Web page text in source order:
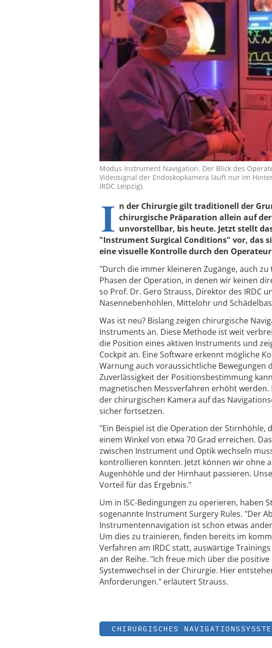
Modus Instrument Navigation. Der Blick des
Videosignal der Endoskopkamera läuft nur im
IRDC Leipzig).
I n der Chirurgie gilt traditionell der
chirurgische Präparation allein auf
unvorstellbar, bis heute. Jetzt stellt
"Instrument Surgical Conditions" vor, das
eine visuelle Kontrolle durch den
"Durch die immer kleineren Zugänge, auch
Phasen der Operation, in denen wir keinen
so Prof. Dr. Gero Strauss, Direktor des IRDC
Nasennebenhöhlen, Mittelohr und
Was ist neu? Bislang zeigen chirurgische
Instruments an. Diese Methode ist weit
die Position eines aktiven Instruments und
Cockpit an. Eine Software erkennt mögliche
Warnung auch voraussichtliche
Zuverlässigkeit der Positionsbestimmung
magnetischen Messverfahren erhöht
der chirurgischen Kamera auf das
sicher fortsetzen.
"Ein Beispiel ist die Operation der Stirnhöhle,
einem Winkel von etwa 70 Grad erreichen.
zwischen Instrument und Optik wechseln
kontrollieren konnten. Jetzt können wir ohne
Augenhöhle und der Hirnhaut passieren.
Vorteil für das Ergebnis."
Um in ISC-Bedingungen zu operieren, haben
sogenannte Instrument Surgery Rules. "Der
Instrumentennavigation ist schon etwas
Um dies zu trainieren, finden bereits im
Verfahren am IRDC statt, auswärtige
an der Reihe. "Ich freue mich über die
Systemwechsel in der Chirurgie. Hier
Anforderungen." erläutert Strauss.
CHIRURGISCHES